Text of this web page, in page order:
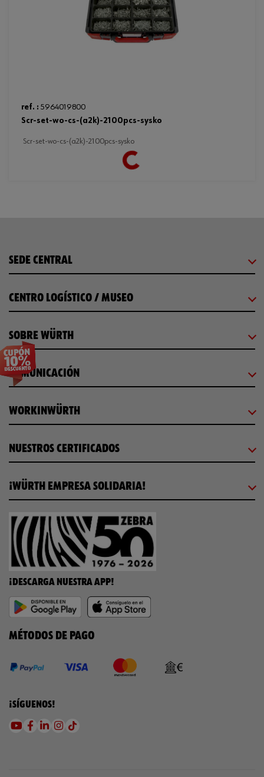
ref. : 5964019800
scr-set-wo-cs-(a2k)-2100pcs-sysko
scr-set-wo-cs-(a2k)-2100pcs-sysko
SEDE CENTRAL
CENTRO LOGÍSTICO / MUSEO
SOBRE WÜRTH
COMUNICACIÓN
WORKINWÜRTH
NUESTROS CERTIFICADOS
¡WÜRTH EMPRESA SOLIDARIA!
¡DESCARGA NUESTRA APP!
MÉTODOS DE PAGO
¡SÍGUENOS!